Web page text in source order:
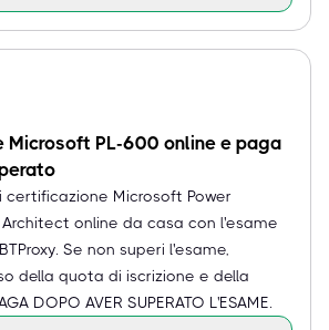
Microsoft PL-600 online e paga
certificazione Microsoft Power
online da casa con l'esame
Se non superi l'esame,
della quota di iscrizione e della
DOPO AVER SUPERATO L'ESAME.